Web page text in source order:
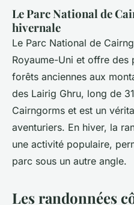
Le Parc National de
hivernale
Le Parc National de
Royaume-Uni et offre des
forêts anciennes aux
des Lairig Ghru, long de
Cairngorms et est un
aventuriers. En hiver, la
une activité populaire,
parc sous un autre angle.
Les randonnées